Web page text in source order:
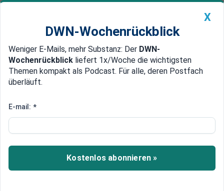
Newsticker MEIN DWN: Geldanlage Premium
Edelmetalle DWN-Magazin China
Angeblicher Selbstmord
Zuhälter der Eliten: Jeffrey
Epstein tot in seiner Zelle
gefunden
Der wegen sexuellen Missbrauchs dutzender
X
DWN-Wochenrückblick
Weniger E-Mails, mehr Substanz: Der DWN-
Wochenrückblick liefert 1x/Woche die wichtigsten
Themen kompakt als Podcast. Für alle, deren Postfach
überläuft.
E-mail: *
Kostenlos abonnieren »